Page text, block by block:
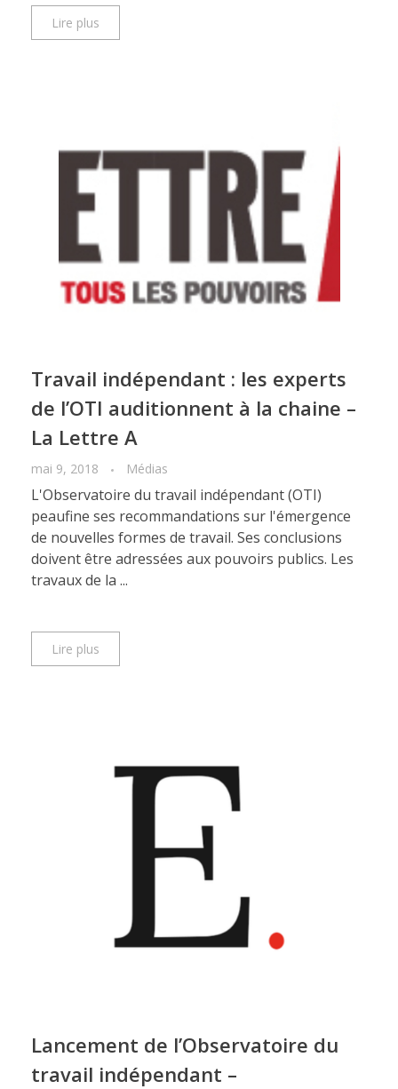
Lire plus
Travail indépendant : les experts
de l’OTI auditionnent à la chaine –
La Lettre A
mai 9, 2018 Médias
L'Observatoire du travail indépendant (OTI)
peaufine ses recommandations sur l'émergence
de nouvelles formes de travail. Ses conclusions
doivent être adressées aux pouvoirs publics. Les
travaux de la ...
Lire plus
Lancement de l’Observatoire du
travail indépendant –